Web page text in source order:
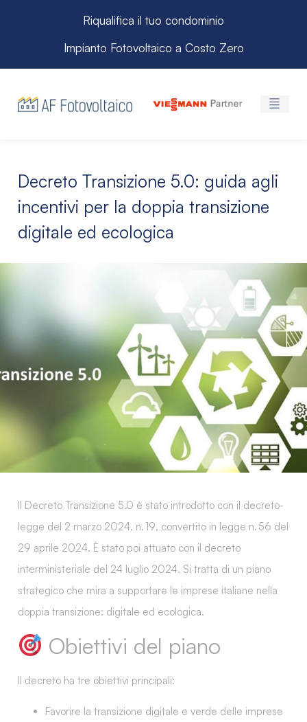
Riqualifica il tuo condominio
Impianto Fotovoltaico a Costo Zero
Decreto Transizione 5.0: guida agli
incentivi per la doppia transizione
digitale ed ecologica
Decreto Transizione 5.0 è stato introdotto con il decreto-
legge del 2 marzo 2024, n. 19, convertito in legge n. 56 del
29 aprile 2024. È stato poi attuato con il decreto
interministeriale del 24 luglio 2024. Si tratta di un piano
strategico che mira a supportare le imprese italiane nella
doppia transizione: digitale ed ecologica.
Obiettivi del piano
Il decreto ha tre obiettivi principali:
Favorire la transizione digitale e verde delle imprese